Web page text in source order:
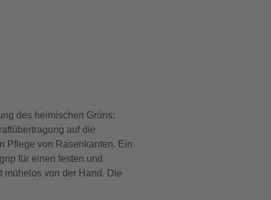
des heimischen Grüns:
auf die
Pflege von Rasenkanten. Ein
für einen festen und
mühelos von der Hand. Die